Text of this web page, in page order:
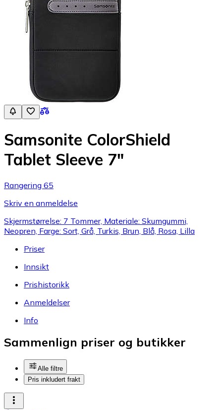
Samsonite ColorShield
Tablet Sleeve 7"
Rangering 65
Skriv en anmeldelse
Skjermstørrelse: 7 Tommer, Materiale: Skumgummi,
Neopren, Farge: Sort, Grå, Turkis, Brun, Blå, Rosa, Lilla
Priser
Innsikt
Prishistorikk
Anmeldelser
Info
Sammenlign priser og butikker
Alle filtre
Pris inkludert frakt